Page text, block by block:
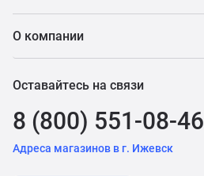
О компании
Оставайтесь на связи
8 (800) 551-08-46
Адреса магазинов в г. Ижевск